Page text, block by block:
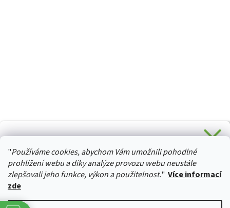
"Používáme cookies, abychom Vám umožnili pohodlné
prohlížení webu a díky analýze provozu webu neustále
zlepšovali jeho funkce, výkon a použitelnost." Více informací
zde
HURTTA-COLLECTION.CZ
Stačí se přihlásit k odběru novinek z našeho obchodu a je
Vaše :)
Ano, chci se přihlásit